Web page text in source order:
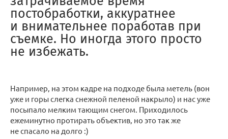
постобработки, аккуратнее
и внимательнее поработав при
съемке. Но иногда этого просто
не избежать.
Например, на этом кадре на подходе была метель (вон
уже и горы слегка снежной пеленой накрыло) и нас уже
посыпало мелким тающим снегом. Приходилось
ежеминутно протирать объектив, но это так же
не спасало на долго :)